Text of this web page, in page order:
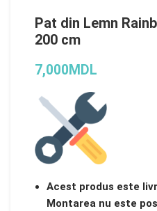
Pat din Lemn
200 cm
7,000MDL
Acest produs este
Montarea nu este